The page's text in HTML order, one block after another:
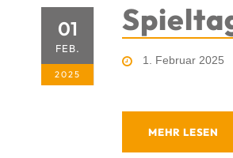
01
FEB.
2025
1. Februar 2025
MEHR LESEN